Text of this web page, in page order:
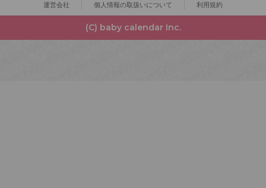
運営会社 個人情報の取扱いについて 利用規約
(C) baby calendar Inc.